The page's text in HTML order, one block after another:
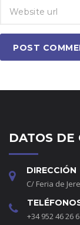
POST
DATOS DE
DIRECCIÓN
C/ Feria de
+34 952 46 26